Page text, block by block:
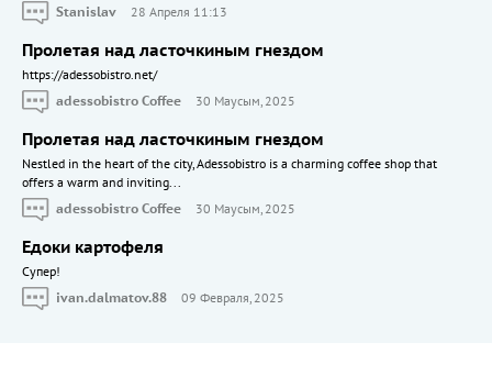
Stanislav
28 Апреля 11:13
Пролетая над ласточкиным гнездом
https://adessobistro.net/
adessobistro Coffee
30 Маусым, 2025
Пролетая над ласточкиным гнездом
Nestled in the heart of the city, Adessobistro is a charming coffee shop that
offers a warm and inviting...
adessobistro Coffee
30 Маусым, 2025
Едоки картофеля
Cупер!
ivan.dalmatov.88
09 Февраля, 2025